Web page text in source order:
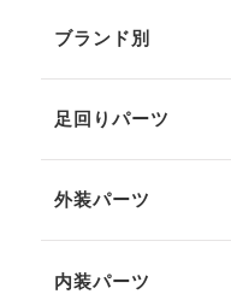
ブランド別
足回りパーツ
外装パーツ
内装パーツ